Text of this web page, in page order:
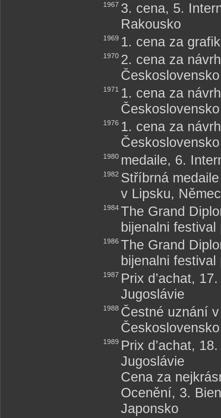
1967 3. cena, 5.
Rakousko
1969 1. cena za
1970 2. cena za
Československo
1971 1. cena za
Československo
1976 1. cena za
Československo
1980 medaile, 6.
1982 Stříbrná
v Lipsku,
1984 The Grand
bijenalni
1986 The Grand
bijenalni
1987 Prix d’achat,
Jugoslávie
1988 Čestné uznání
Československo
1989 Prix d’achat,
Jugoslávie
Cena za
Ocenění, 3.
Japonsko